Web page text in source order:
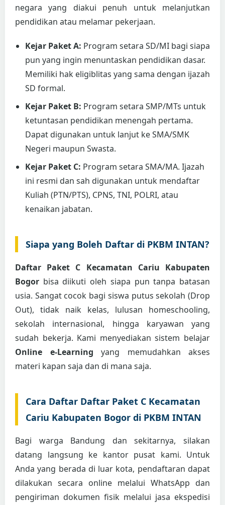
negara yang diakui penuh untuk melanjutkan
pendidikan atau melamar pekerjaan.
Kejar Paket A: Program setara SD/MI bagi siapa
pun yang ingin menuntaskan pendidikan dasar.
Memiliki hak eligiblitas yang sama dengan ijazah
SD formal.
Kejar Paket B: Program setara SMP/MTs untuk
ketuntasan pendidikan menengah pertama.
Dapat digunakan untuk lanjut ke SMA/SMK
Negeri maupun Swasta.
Kejar Paket C: Program setara SMA/MA. Ijazah
ini resmi dan sah digunakan untuk mendaftar
Kuliah (PTN/PTS), CPNS, TNI, POLRI, atau
kenaikan jabatan.
Siapa yang Boleh Daftar di PKBM INTAN?
Daftar Paket C Kecamatan Cariu Kabupaten
Bogor bisa diikuti oleh siapa pun tanpa batasan
usia. Sangat cocok bagi siswa putus sekolah (Drop
Out), tidak naik kelas, lulusan homeschooling,
sekolah internasional, hingga karyawan yang
sudah bekerja. Kami menyediakan sistem belajar
Online e-Learning yang memudahkan akses
materi kapan saja dan di mana saja.
Cara Daftar Daftar Paket C Kecamatan
Cariu Kabupaten Bogor di PKBM INTAN
Bagi warga Bandung dan sekitarnya, silakan
datang langsung ke kantor pusat kami. Untuk
Anda yang berada di luar kota, pendaftaran dapat
dilakukan secara online melalui WhatsApp dan
pengiriman dokumen fisik melalui jasa ekspedisi